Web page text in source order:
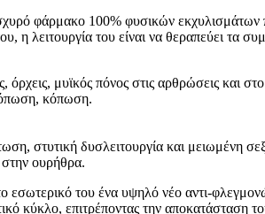
φάρμακο 100% φυσικών εκχυλισμάτων
η λειτουργία του είναι να θεραπεύει τα
όρχεις, μυϊκός πόνος στις αρθρώσεις και
κόπωση.
στυτική δυσλειτουργία και μειωμένη
ουρήθρα.
εσωτερικό του ένα υψηλό νέο αντι-
κύκλο, επιτρέποντας την αποκατάσταση